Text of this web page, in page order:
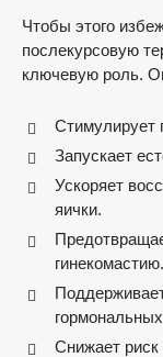
Чтобы этого
послекурсовую
ключевую роль.
Стимулирует
Запускает
Ускоряет
яички.
гинекомастию.
Снижает риск